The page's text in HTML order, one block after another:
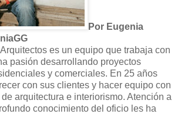
Por Eugenia
es un equipo que trabaja con
pasión desarrollando proyectos
y comerciales. En 25 años
con sus clientes y hacer equipo con
arquitectura e interiorismo. Atención a
conocimiento del oficio les ha